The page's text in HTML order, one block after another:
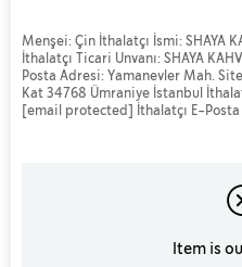
Menşei: Çin İthalatçı İsmi: SHAYA
İthalatçı Ticari Unvanı: SHAYA
Posta Adresi: Yamanevler Mah.
Kat 34768 Ümraniye İstanbul
[email protected] İthalatçı E-
Item is